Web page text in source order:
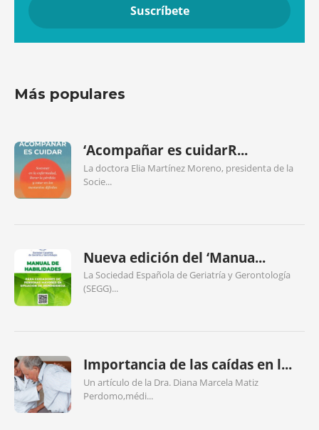
Más populares
‘Acompañar es cuidarR...
La doctora Elia Martínez Moreno, presidenta de la
Socie...
Nueva edición del ‘Manua...
La Sociedad Española de Geriatría y Gerontología
(SEGG)...
Importancia de las caídas en l...
Un artículo de la Dra. Diana Marcela Matiz
Perdomo,médi...